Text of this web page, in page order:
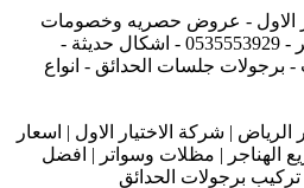
الاول - عروض حصريه وخصومات
جديد للمظلات والسواتر - 0535553929 - اشكال حديثة -
جلسات الحدائق - انواع
| شركة الاختيار الاول | اسعار
الهناجر | مظلات وسواتر | افضل
برجولات الحدائق